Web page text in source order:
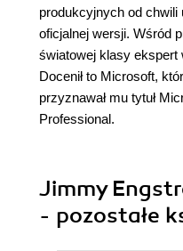
produkcyjnych od chwili
oficjalnej wersji. Wśród
światowej klasy ekspert
Docenił to Microsoft,
przyznawał mu tytuł
Professional.
Jimmy
- pozostałe